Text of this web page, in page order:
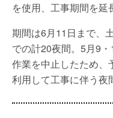
を使用、工事期間を延
期間は6月11日まで、
での計20夜間。5月9
作業を中止したため、
利用して工事に伴う夜